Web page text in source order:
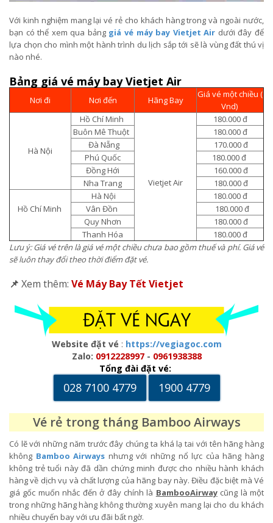
Với kinh nghiệm mang lại vé rẻ cho khách hàng trong và ngoài nước,
bạn có thể xem qua bảng giá vé máy bay Vietjet Air dưới đây để
lựa chọn cho mình một hành trình du lịch sắp tới sẽ là vùng đất thú vị
nào nhé.
Bảng giá vé máy bay Vietjet Air
Nơi đi Nơi đến Hãng Bay
Giá vé một chiều (
Vnd)
Hà Nội
Hồ Chí Minh
Vietjet Air
180.000 đ
Buôn Mê Thuột
180.000 đ
Đà Nẵng
170.000 đ
Phú Quốc
180.000 đ
Đồng Hới
160.000 đ
Nha Trang
180.000 đ
Hồ Chí Minh
Hà Nội
180.000 đ
Vân Đồn
180.000 đ
Quy Nhơn
180.000 đ
Thanh Hóa
180.000 đ
Lưu ý: Giá vé trên là giá vé một chiều chưa bao gồm thuế và phí. Giá vé
sẽ luôn thay đổi theo thời điểm đặt vé.
📌 Xem thêm: Vé Máy Bay Tết Vietjet
Website đặt vé : https://vegiagoc.com
Zalo: 0912228997- 0961938388
Tổng đài đặt vé:
028 7100 4779 1900 4779
Vé rẻ trong tháng Bamboo Airways
Có lẽ với những năm trước đây chúng ta khá lạ tai với tên hãng hàng
không Bamboo Airways nhưng với những nổ lực của hãng hàng
không trẻ tuổi này đã dần chứng minh được cho nhiều hành khách
hàng về dịch vụ và chất lượng của hãng bay này. Điều đặc biệt mà Vé
giá gốc muốn nhắc đến ở đây chính là BambooAirwaycũng là một
trong những hãng hàng không thường xuyên mang lại cho du khách
nhiều chuyến bay với ưu đãi bất ngờ.